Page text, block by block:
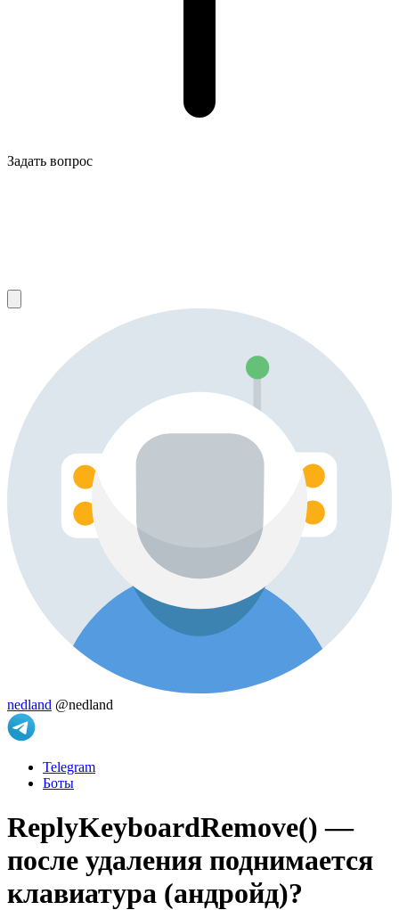
Задать вопрос
nedland @nedland
Telegram
Боты
ReplyKeyboardRemove() —
после удаления поднимается
клавиатура (андройд)?